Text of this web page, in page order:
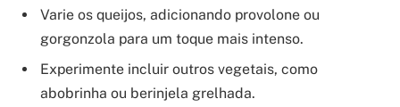
Varie os queijos, adicionando provolone ou
gorgonzola para um toque mais intenso.
Experimente incluir outros vegetais, como
abobrinha ou berinjela grelhada.